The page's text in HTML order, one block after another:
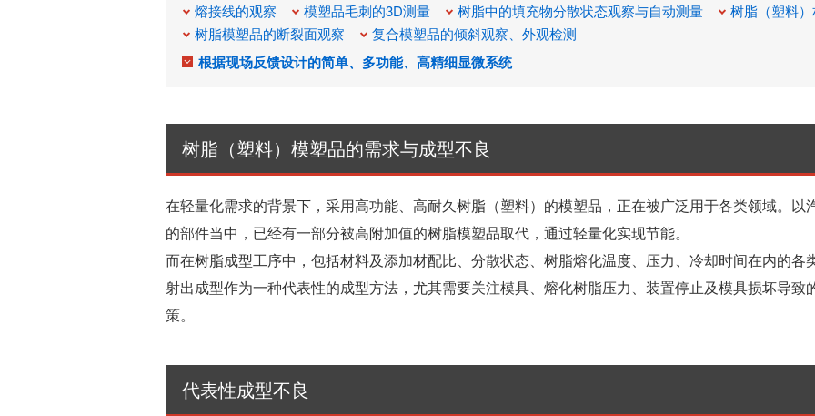
熔接线的观察 模塑品毛刺的3D测量 树脂中的填充物分散状态观察与自动测量
树脂（塑料
树脂模塑品的断裂面观察
复合模塑品的倾斜观察、外观检测
根据现场反馈设计的简单、多功能、高精细显微系统
树脂（塑料）模塑品的需求与成型不良
在轻量化需求的背景下，采用高功能、高耐久树脂（塑料）的模塑品，正在被广泛用于各类领域。
的部件当中，已经有一部分被高附加值的树脂模塑品取代，通过轻量化实现节能。
而在树脂成型工序中，包括材料及添加材配比、分散状态、树脂熔化温度、压力、冷却时间在内的
射出成型作为一种代表性的成型方法，尤其需要关注模具、熔化树脂压力、装置停止及模具损坏导
策。
代表性成型不良